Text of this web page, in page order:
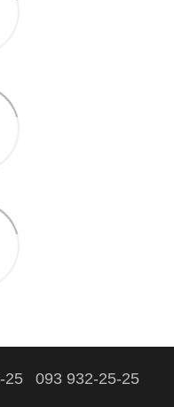
25 093 932-25-25